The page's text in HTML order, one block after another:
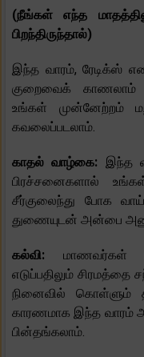
(நீங்கள் எந்த
பிறந்திருந்தால்)
இந்த வாரம், ரேடிக்ஸ்
குறைவைக் காணலாம்
உங்கள் முன்னேற்றம்
கவலைப்படலாம்.
காதல் வாழ்கை: இந்த
பிரச்சனைகளால்
சீர்குலைந்து போக
துணையுடன் அன்பை
கல்வி: மாணவர்கள்
எடுப்பதிலும் சிரமத்தை
நினைவில் கொள்ளும்
காரணமாக இந்த வாரம்
பின்தங்கலாம்.